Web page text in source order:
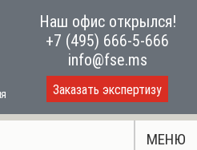
Наш офис открылся!
+7 (495) 666-5-666
info@fse.ms
Заказать экспертизу
МЕНЮ